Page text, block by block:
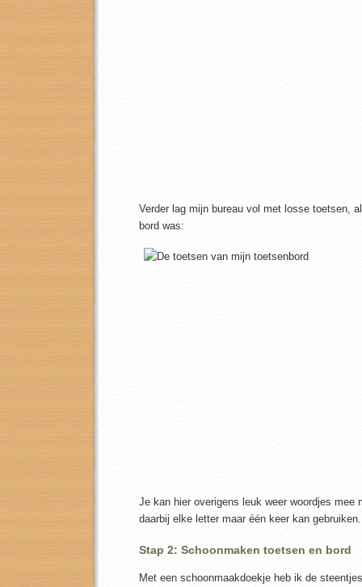
Verder lag mijn bureau vol met losse toetsen,
bord was:
Je kan hier overigens leuk weer woordjes mee
daarbij elke letter maar één keer kan gebruiken.
Stap 2: Schoonmaken toetsen en bord
Met een schoonmaakdoekje heb ik de